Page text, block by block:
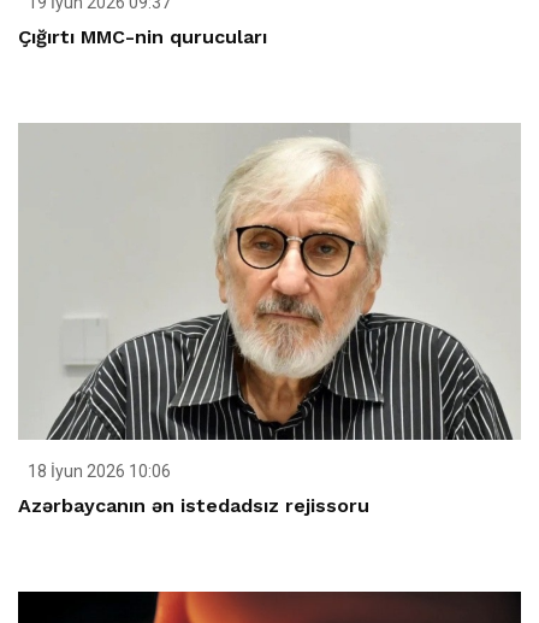
Çığırtı MMC-nin qurucuları
18 İyun 2026 10:06
Azərbaycanın ən istedadsız rejissoru